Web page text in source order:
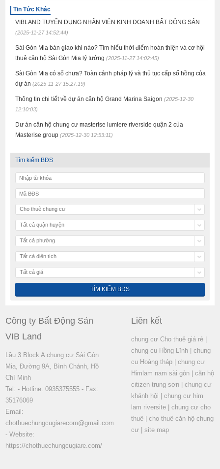
Tin Tức Khác
VIBLAND TUYỂN DỤNG NHÂN VIÊN KINH DOANH BẤT ĐỘNG SẢN
(2025-11-27 14:52:44)
Sài Gòn Mia bàn giao khi nào? Tìm hiểu thời điểm hoàn thiện và cơ hội
thuê căn hộ Sài Gòn Mia lý tưởng(2025-11-27 14:02:45)
Sài Gòn Mia có sổ chưa? Toàn cảnh pháp lý và thủ tục cấp sổ hồng của
dự án(2025-11-27 15:27:19)
Thông tin chi tiết về dự án căn hộ Grand Marina Saigon(2025-12-30
12:10:03)
Dư án căn hộ chung cư masterise lumiere riverside quận 2 của
Masterise group(2025-12-30 12:53:11)
Tìm kiếm BĐS
Cho thuê chung cư
Tất cả quận huyện
Tất cả phường
Tất cả diện tích
Tất cả giá
Công ty Bất Động Sản
VIB Land
Lầu 3 Block A chung cư Sài Gòn
Mia, Đường 9A, Bình Chánh, Hồ
Chí Minh
Tel: - Hotline: 0935375555 - Fax:
35176069
Email:
chothuechungcugiarecom@gmail.com
- Website:
https://chothuechungcugiare.com/
Liên kết
chung cư Cho thuê giá rẻ|
chung cu Hồng Lĩnh| chung
cu Hoàng tháp| chung cư
Himlam nam sài gòn| căn hộ
citizen trung sơn| chung cư
khánh hội
chung cư him
lam riversite| chung cư cho
thuê| cho thuê căn hộ chung
cư| site map